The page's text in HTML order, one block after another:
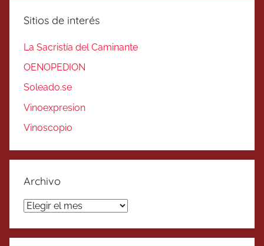
Sitios de interés
La Sacristía del Caminante
OENOPEDION
Soleado.se
Vinoexpresion
Vinoscopio
Archivo
Archivo